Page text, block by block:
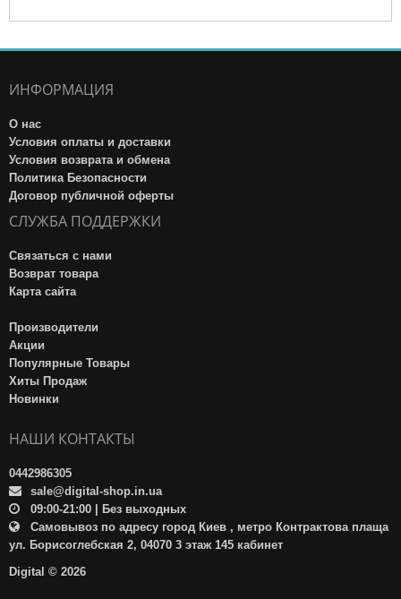
ИНФОРМАЦИЯ
О нас
Условия оплаты и доставки
Условия возврата и обмена
Политика Безопасности
Договор публичной оферты
СЛУЖБА ПОДДЕРЖКИ
Связаться с нами
Возврат товара
Карта сайта
Производители
Акции
Популярные Товары
Хиты Продаж
Новинки
НАШИ КОНТАКТЫ
0442986305
sale@digital-shop.in.ua
09:00-21:00 | Без выходных
Самовывоз по адресу город Киев , метро Контрактова плаща
ул. Борисоглебская 2, 04070 3 этаж 145 кабинет
Digital © 2026